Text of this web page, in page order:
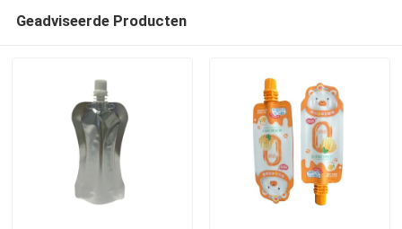
Geadviseerde Producten